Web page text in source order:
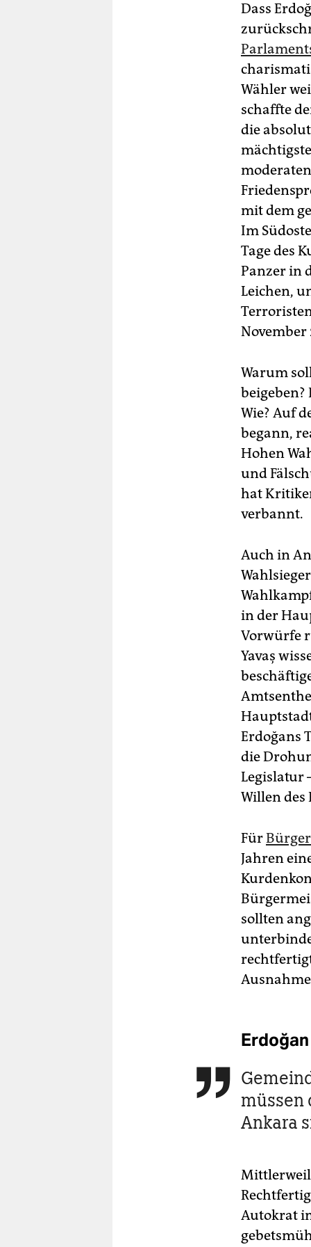
Dass
Wähler
schaffte
die
mit dem
Im
Tage des
Panzer in
Leichen,
November
Warum
beigeben?
Wie? Auf
begann,
Hohen
und
hat
verbannt.
Auch in
in der
Vorwürfe
Yavaş
Erdoğans
die
Legislatur
Willen
Für
Jahren
sollten

müssen
Ankara
Autokrat